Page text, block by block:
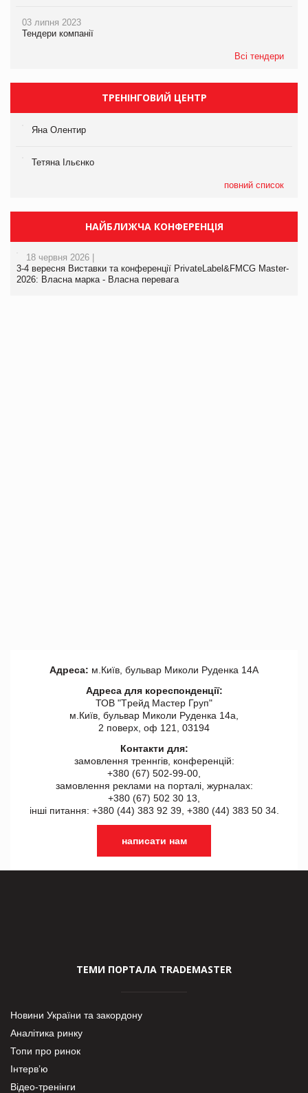
03 липня 2023
Тендери компанії
Всі тендери
ТРЕНІНГОВИЙ ЦЕНТР
Яна Олентир
Тетяна Ільєнко
повний список
НАЙБЛИЖЧА КОНФЕРЕНЦІЯ
18 червня 2026 |
3-4 вересня Виставки та конференції PrivateLabel&FMCG Master-
2026: Власна марка - Власна перевага
Адреса: м.Київ, бульвар Миколи Руденка 14А
Адреса для кореспонденції:
ТОВ "Tрейд Мастер Груп"
м.Київ, бульвар Миколи Руденка 14а,
2 поверх, оф 121, 03194
Контакти для:
замовлення треннгів, конференцій:
+380 (67) 502-99-00,
замовлення реклами на порталі, журналах:
+380 (67) 502 30 13,
інші питання: +380 (44) 383 92 39, +380 (44) 383 50 34.
написати нам
ТЕМИ ПОРТАЛА TRADEMASTER
Новини України та закордону
Аналітика ринку
Топи про ринок
Інтерв’ю
Відео-тренінги